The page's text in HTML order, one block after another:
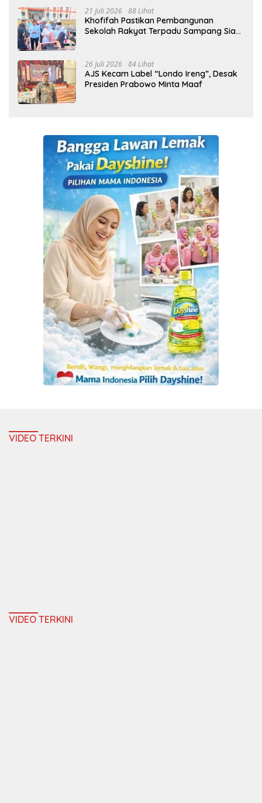
21 Juli 2026 88 Lihat
Khofifah Pastikan Pembangunan
Sekolah Rakyat Terpadu Sampang Siap
26 Juli 2026 84 Lihat
AJS Kecam Label “Londo Ireng”, Desak
Presiden Prabowo Minta Maaf
VIDEO TERKINI
VIDEO TERKINI